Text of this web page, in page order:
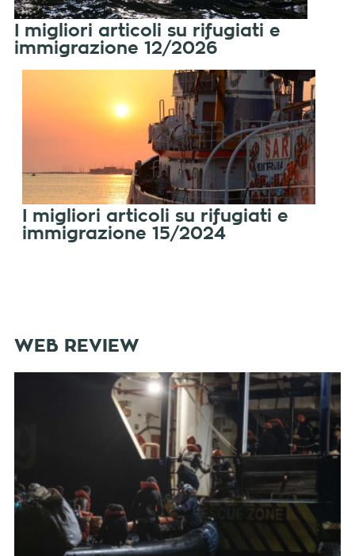
I migliori articoli su rifugiati e
immigrazione 12/2026
I migliori articoli su rifugiati e
immigrazione 15/2024
WEB REVIEW